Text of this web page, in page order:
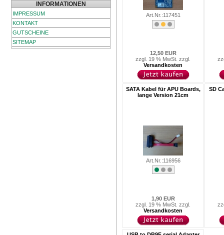
INFORMATIONEN
IMPRESSUM
KONTAKT
GUTSCHEINE
SITEMAP
Art.Nr.:117451
12,50 EUR
zzgl. 19 % MwSt. zzgl.
Versandkosten
SATA Kabel für APU Boards,
lange Version 21cm
Art.Nr.:116956
1,90 EUR
zzgl. 19 % MwSt. zzgl.
Versandkosten
SD